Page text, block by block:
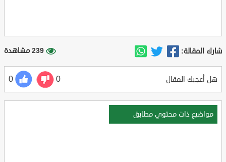
شارك المقالة: 239 مشاهدة
هل أعجبك المقال 0
0
مواضيع ذات محتوي مطابق